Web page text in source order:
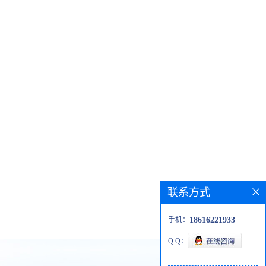
联系方式
手机： 18616221933
Q Q：